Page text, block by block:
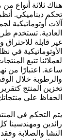
هناك ثلاثة أنواع
تحكم ديناميكي.
آلات أوتوماتيكية
العادية. تستخدم
غير قابلة للاحتراق
الأوتوماتيكية في
ساعة. اعتبارًا من
والرطوبة خلال
تخزين المنتج
الحفاظ على منتجاتك
يتم التحكم في
رائدين ومهندسينا
النشا والصلابة